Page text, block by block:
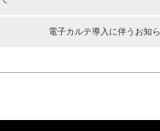
電子カルテ導入に伴うお知